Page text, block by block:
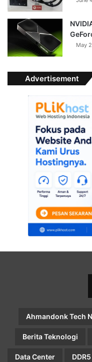
May
Advertisement
Ahmandonk Tech
Berita Teknologi
Data Center DDR5